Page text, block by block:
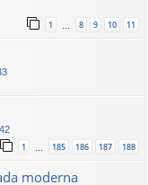
1 8 9 10 11
1 185 186 187 188
moderna